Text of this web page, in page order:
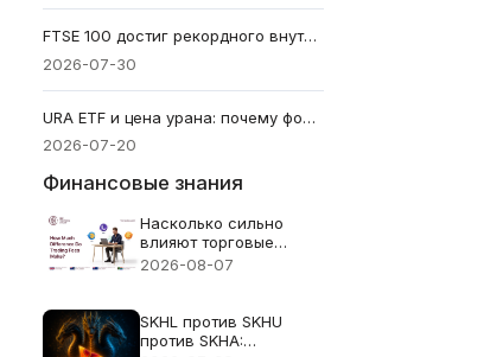
FTSE 100 достиг рекордного внутридневного максимума 10,951 — лидируют акции нефтяных компаний
2026-07-30
URA ETF и цена урана: почему фонд может падать, когда уран дорожает
2026-07-20
Финансовые знания
Насколько сильно
влияют торговые
комиссии?
2026-08-07
SKHL против SKHU
против SKHA: